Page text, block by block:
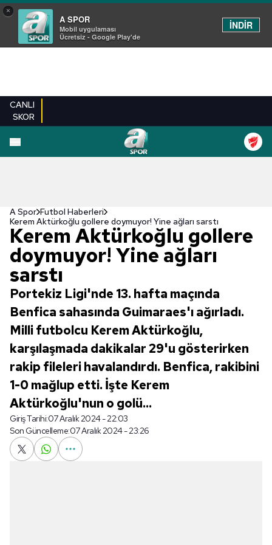
×
A SPOR
Mobil uygulaması
Ücretsiz - Google Play'de
İNDİR
CANLI
SKOR
A Spor Futbol Haberleri
Kerem Aktürkoğlu gollere doymuyor! Yine ağları sarstı
Kerem Aktürkoğlu gollere
doymuyor! Yine ağları
sarstı
Portekiz Ligi'nde 13. hafta maçında
Benfica sahasında Guimaraes'ı ağırladı.
Milli futbolcu Kerem Aktürkoğlu,
karşılaşmada dakikalar 29'u gösterirken
rakip fileleri havalandırdı. Benfica, rakibini
1-0 mağlup etti. İşte Kerem
Aktürkoğlu'nun o golü...
Giriş Tarihi:07 Aralık 2024 - 22:03
Son Güncelleme:07 Aralık 2024 - 23:26